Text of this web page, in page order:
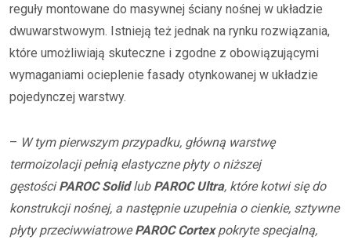
reguły montowane do masywnej ściany nośnej w układzie
dwuwarstwowym. Istnieją też jednak na rynku rozwiązania,
które umożliwiają skuteczne i zgodne z obowiązującymi
wymaganiami ocieplenie fasady otynkowanej w układzie
pojedynczej warstwy.
– W tym pierwszym przypadku, główną warstwę
termoizolacji pełnią elastyczne płyty o niższej
gęstościPAROC Solidlub PAROCUltra, które kotwi się do
konstrukcji nośnej, a następnie uzupełnia o cienkie, sztywne
płyty przeciwwiatrowePAROC Cortexpokryte specjalną,